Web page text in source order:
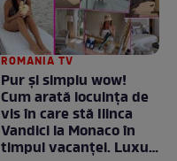
ROMANIA TV
Pur și simplu wow!
Cum arată locuința de
vis în care stă Ilinca
Vandici la Monaco în
timpul vacanței. Luxul